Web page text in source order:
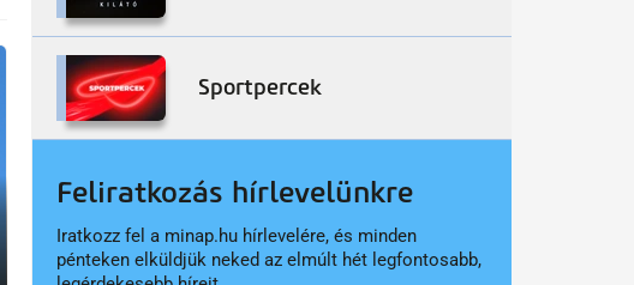
Sportpercek
Feliratkozás hírlevelünkre
Iratkozz fel a minap.hu hírlevelére, és minden
pénteken elküldjük neked az elmúlt hét legfontosabb,